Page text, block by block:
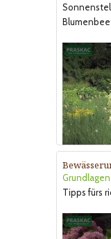
Tipps fürs